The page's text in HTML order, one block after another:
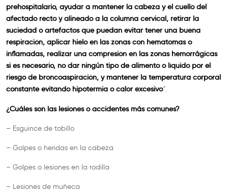
prehospitalario, ayudar a mantener la cabeza y el cuello del
afectado recto y alineado a la columna cervical, retirar la
suciedad o artefactos que puedan evitar tener una buena
respiración, aplicar hielo en las zonas con hematomas o
inflamadas, realizar una compresión en las zonas hemorrágicas
si es necesario, no dar ningún tipo de alimento o líquido por el
riesgo de broncoaspiración, y mantener la temperatura corporal
constante evitando hipotermia o calor excesivo”.
¿Cuáles son las lesiones o accidentes más comunes?
– Esguince de tobillo
– Golpes o heridas en la cabeza
– Golpes o lesiones en la rodilla
– Lesiones de muñeca